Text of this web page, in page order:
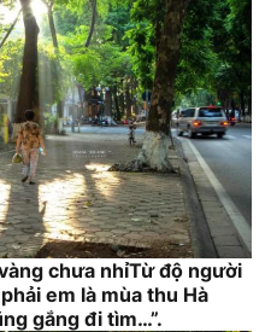
chưa nhỉTừ độ người
em là mùa thu Hà
gắng đi tìm…”.